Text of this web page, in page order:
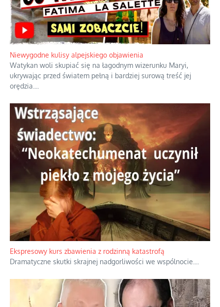
Niewygodne kulisy alpejskiego objawienia
Watykan woli skupiać się na łagodnym wizerunku Maryi,
ukrywając przed światem pełną i bardziej surową treść jej
orędzia.
Ekspresowy kurs zbawienia z rodzinną katastrofą
Dramatyczne skutki skrajnej nadgorliwości we wspólnocie.